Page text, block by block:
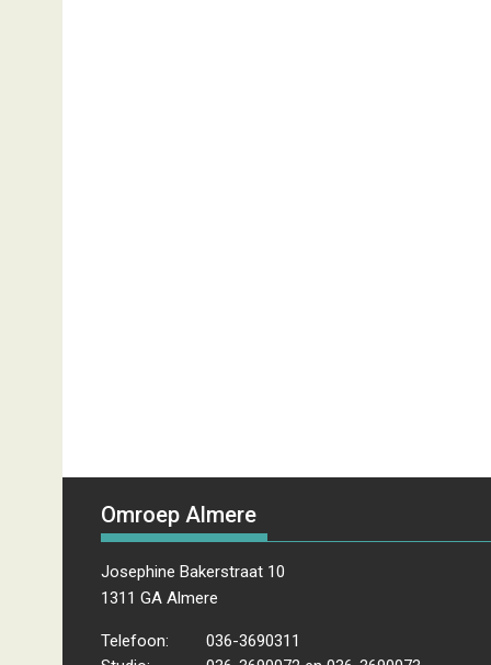
Omroep Almere
Josephine Bakerstraat 10
1311 GA Almere
Telefoon:
036-3690311